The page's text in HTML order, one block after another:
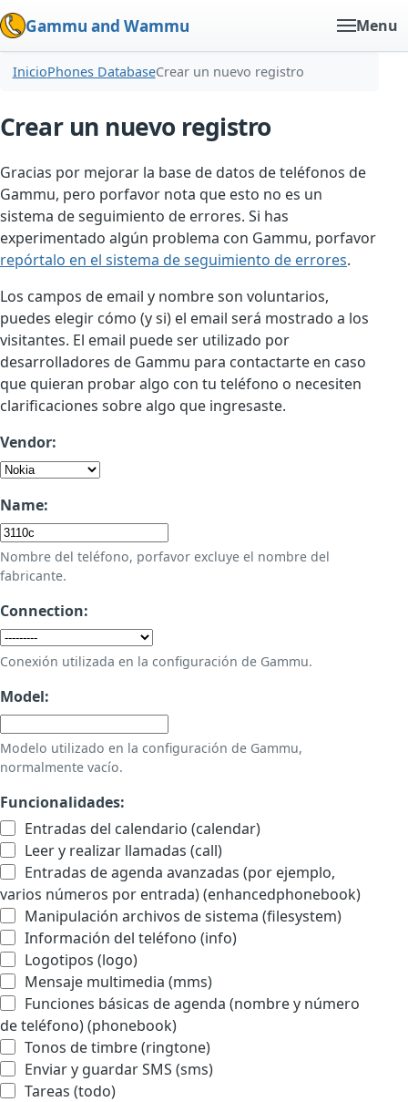
Gammu and Wammu Menu
InicioPhones DatabaseCrear un nuevo registro
Crear un nuevo registro
Gracias por mejorar la base de datos de teléfonos de
Gammu, pero porfavor nota que esto no es un
sistema de seguimiento de errores. Si has
experimentado algún problema con Gammu, porfavor
repórtalo en el sistema de seguimiento de errores.
Los campos de email y nombre son voluntarios,
puedes elegir cómo (y si) el email será mostrado a los
visitantes. El email puede ser utilizado por
desarrolladores de Gammu para contactarte en caso
que quieran probar algo con tu teléfono o necesiten
clarificaciones sobre algo que ingresaste.
Vendor:
Name:
Nombre del teléfono, porfavor excluye el nombre del
fabricante.
Connection:
Conexión utilizada en la configuración de Gammu.
Model:
Modelo utilizado en la configuración de Gammu,
normalmente vacío.
Funcionalidades:
Entradas del calendario (calendar)
Leer y realizar llamadas (call)
Entradas de agenda avanzadas (por ejemplo,
varios números por entrada) (enhancedphonebook)
Manipulación archivos de sistema (filesystem)
Información del teléfono (info)
Logotipos (logo)
Mensaje multimedia (mms)
Funciones básicas de agenda (nombre y número
de teléfono) (phonebook)
Tonos de timbre (ringtone)
Enviar y guardar SMS (sms)
Tareas (todo)